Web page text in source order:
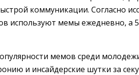
коммуникации. Согласно
используют мемы ежедневно, а
мемов среди
и инсайдерские шутки за